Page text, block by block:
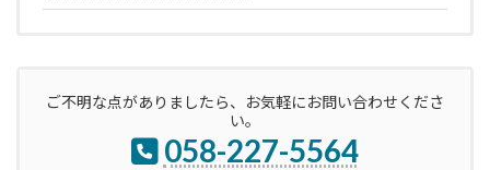
ご不明な点がありましたら、お気軽にお問い合わせくださ
い。
058-227-5564